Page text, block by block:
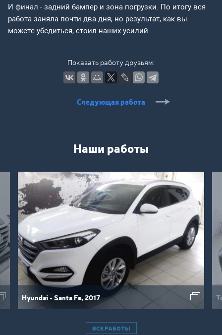
И финал - задний бампер и зона погрузки. По итогу вся
работа заняла почти два дня, но результат, как вы
можете убедиться, стоил наших усилий.
Показать работу друзьям:
Следующая работа
Наши работы
Hyundai - Santa Fe, 2017
ВСЕ РАБОТЫ